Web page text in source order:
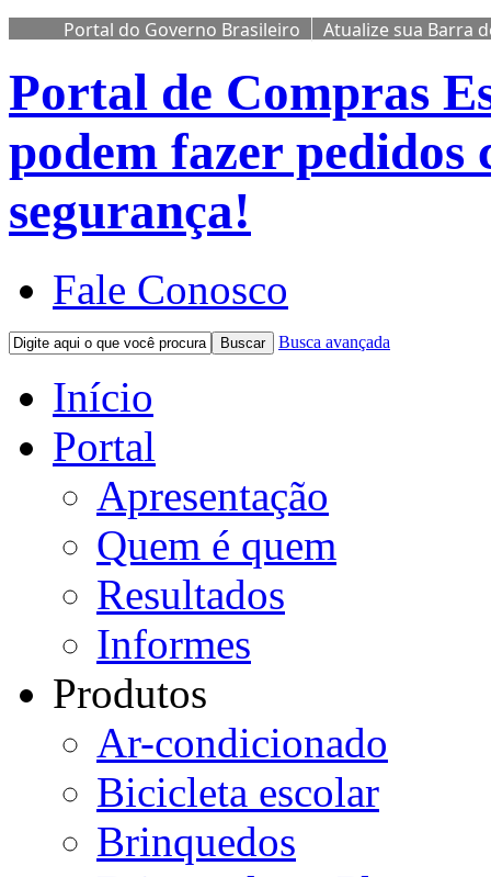
Portal do Governo Brasileiro Atualize sua Barra
Portal de Compras
podem fazer pedidos
segurança!
Fale Conosco
Buscar Busca avançada
Início
Portal
Apresentação
Quem é quem
Resultados
Informes
Produtos
Ar-condicionado
Bicicleta escolar
Brinquedos